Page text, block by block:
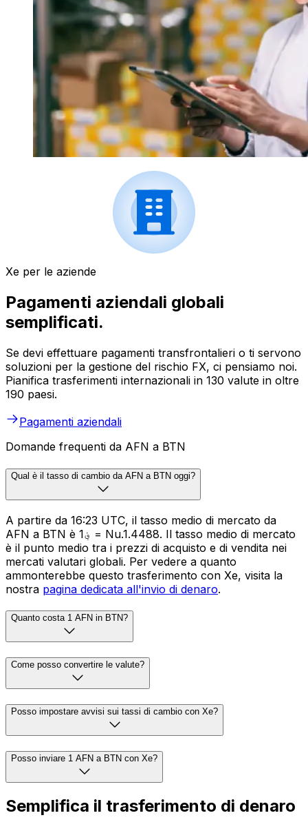
Xe per le aziende
Pagamenti aziendali globali
semplificati.
Se devi effettuare pagamenti transfrontalieri o ti servono
soluzioni per la gestione del rischio FX, ci pensiamo noi.
Pianifica trasferimenti internazionali in 130 valute in oltre
190 paesi.
Pagamenti aziendali
Domande frequenti da AFN a BTN
Qual è il tasso di cambio da AFN a BTN oggi?
A partire da 16:23 UTC, il tasso medio di mercato da
AFN a BTN è ؋1 = Nu.1.4488. Il tasso medio di mercato
è il punto medio tra i prezzi di acquisto e di vendita nei
mercati valutari globali. Per vedere a quanto
ammonterebbe questo trasferimento con Xe, visita la
nostra pagina dedicata all'invio di denaro.
Quanto costa 1 AFN in BTN?
Come posso convertire le valute?
Posso impostare avvisi sui tassi di cambio con Xe?
Posso inviare 1 AFN a BTN con Xe?
Semplifica il trasferimento di denaro